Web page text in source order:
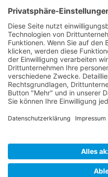
+49 821 79636205
+49 173 3564042
kontakt@ihoch3.info
www.ihoch3.info
ihoch3
©